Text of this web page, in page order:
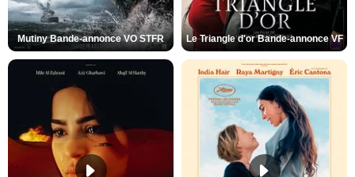
Mutiny Bande-annonce VO STFR Le Triangle d'or Bande-annonce VF